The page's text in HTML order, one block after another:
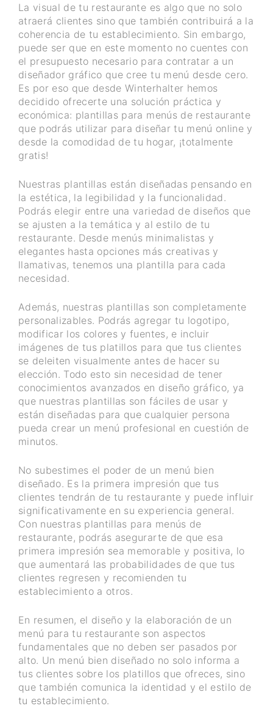
La visual de tu restaurante es algo que no solo
atraerá clientes sino que también contribuirá a la
coherencia de tu establecimiento. Sin embargo,
puede ser que en este momento no cuentes con
el presupuesto necesario para contratar a un
diseñador gráfico que cree tu menú desde cero.
Es por eso que desde Winterhalter hemos
decidido ofrecerte una solución práctica y
económica: plantillas para menús de restaurante
que podrás utilizar para diseñar tu menú online y
desde la comodidad de tu hogar, ¡totalmente
gratis!
Nuestras plantillas están diseñadas pensando en
la estética, la legibilidad y la funcionalidad.
Podrás elegir entre una variedad de diseños que
se ajusten a la temática y al estilo de tu
restaurante. Desde menús minimalistas y
elegantes hasta opciones más creativas y
llamativas, tenemos una plantilla para cada
necesidad.
Además, nuestras plantillas son completamente
personalizables. Podrás agregar tu logotipo,
modificar los colores y fuentes, e incluir
imágenes de tus platillos para que tus clientes
se deleiten visualmente antes de hacer su
elección. Todo esto sin necesidad de tener
conocimientos avanzados en diseño gráfico, ya
que nuestras plantillas son fáciles de usar y
están diseñadas para que cualquier persona
pueda crear un menú profesional en cuestión de
minutos.
No subestimes el poder de un menú bien
diseñado. Es la primera impresión que tus
clientes tendrán de tu restaurante y puede influir
significativamente en su experiencia general.
Con nuestras plantillas para menús de
restaurante, podrás asegurarte de que esa
primera impresión sea memorable y positiva, lo
que aumentará las probabilidades de que tus
clientes regresen y recomienden tu
establecimiento a otros.
En resumen, el diseño y la elaboración de un
menú para tu restaurante son aspectos
fundamentales que no deben ser pasados por
alto. Un menú bien diseñado no solo informa a
tus clientes sobre los platillos que ofreces, sino
que también comunica la identidad y el estilo de
tu establecimiento.